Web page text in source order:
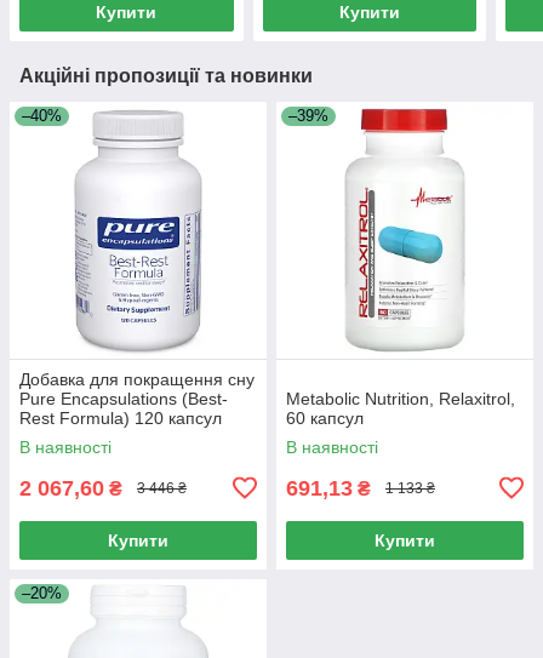
Купити Купити
Акційні пропозиції та новинки
–40%
Добавка для покращення сну
Pure Encapsulations (Best-
Rest Formula) 120 капсул
В наявності
2 067,60 ₴ 3 446 ₴
Купити
–39%
Metabolic Nutrition, Relaxitrol,
60 капсул
В наявності
691,13 ₴ 1 133 ₴
Купити
–20%